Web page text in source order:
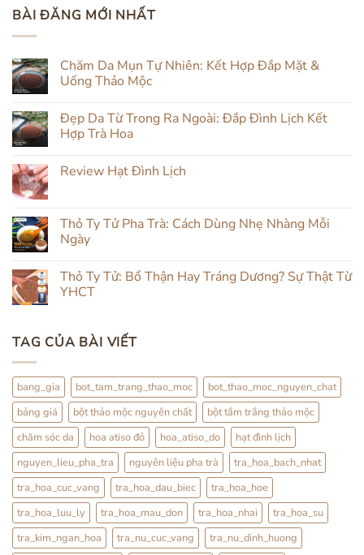
BÀI ĐĂNG MỚI NHẤT
Chăm Da Mụn Tự Nhiên: Kết Hợp Đắp Mặt &
Uống Thảo Mộc
bình
luận
ở
Mụn
Đắp
Mặt
&
Mộc
Đẹp Da Từ Trong Ra Ngoài: Đắp Đình Lịch Kết
Hợp Trà Hoa
bình
Trong
Ra
Đình
Lịch
Kết
Review Hạt Đình Lịch
luận
Review
Lịch
Thỏ Ty Tử Pha Trà: Cách Dùng Nhẹ Nhàng Mỗi
Ngày
bình
luận
Pha
Trà:
Nhẹ
Nhàng
Mỗi
Ngày
Thỏ Ty Tử: Bổ Thận Hay Tráng Dương? Sự Thật Từ
YHCT
luận
ở
Tử:
Bổ
Thận
Hay
Tráng
Dương?
Sự
Thật
Từ
YHCT
TAG CỦA BÀI VIẾT
bang_gia bot_tam_trang_thao_moc
bot_thao_moc_nguyen_chat
bảng giá
bột thảo mộc nguyên chất
bột tắm trắng thảo mộc
chăm sóc da
hoa atiso đỏ hoa_atiso_do
hạt đình lịch
nguyen_lieu_pha_tra
nguyên liệu pha trà
tra_hoa_bach_nhat
tra_hoa_cuc_vang
tra_hoa_dau_biec
tra_hoa_hoe
tra_hoa_luu_ly
tra_hoa_mau_don tra_hoa_nhai
tra_hoa_su
tra_kim_ngan_hoa
tra_nu_cuc_vang
tra_nu_dinh_huong